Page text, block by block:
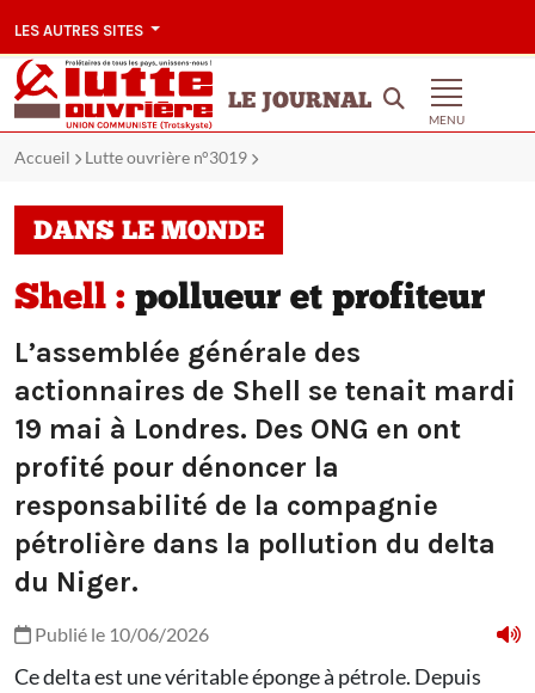
LES AUTRES SITES
LE JOURNAL
MENU
Accueil Lutte ouvrière n°3019
DANS LE MONDE
Shell : pollueur et profiteur
L’assemblée générale des
actionnaires de Shell se tenait mardi
19 mai à Londres. Des ONG en ont
profité pour dénoncer la
responsabilité de la compagnie
pétrolière dans la pollution du delta
du Niger.
Publié le 10/06/2026
Ce delta est une véritable éponge à pétrole. Depuis